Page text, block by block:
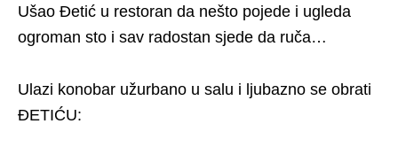
Ušao Đetić u restoran da nešto pojede i ugleda
ogroman sto i sav radostan sjede da ruča…
Ulazi konobar užurbano u salu i ljubazno se obrati
ĐETIĆU: